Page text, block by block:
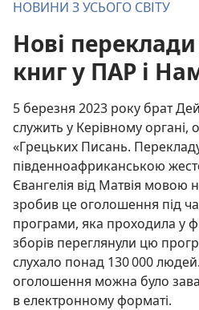
НОВИНИ З УСЬОГО СВІТУ
Нові переклади
книг у ПАР і
5 березня 2023 року брат
служить у Керівному органі,
«Грецьких Писань.
південноафриканською
Євангелія від Матвія мовою
зробив це оголошення під
програми, яка проходила у
зборів переглянули цю
слухало понад 130 000 людей.
оголошення можна було
в електронному форматі.